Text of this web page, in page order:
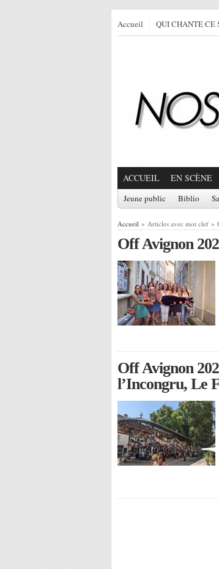
Accueil QUI CHANTE CE
ACCUEIL EN SCÈNE
Jeune public Biblio
Accueil » Articles avec mot clef »
Off Avignon
Off Avignon
l’Incongru, Le